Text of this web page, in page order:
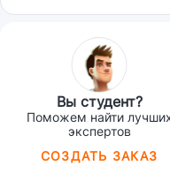
Вы студент?
Поможем найти
экспертов
СОЗДАТЬ ЗАКАЗ